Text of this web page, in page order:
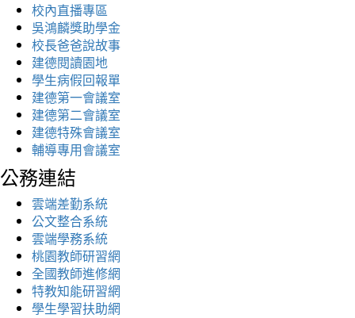
校內直播專區
吳鴻麟獎助學金
校長爸爸說故事
建德閱讀園地
學生病假回報單
建德第一會議室
建德第二會議室
建德特殊會議室
輔導專用會議室
公務連結
雲端差勤系統
公文整合系統
雲端學務系統
桃園教師研習網
全國教師進修網
特教知能研習網
學生學習扶助網